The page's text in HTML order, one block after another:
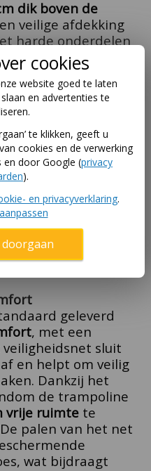
dik boven de
veilige afdekking
harde onderdelen
is
tegen
deze geschikt is
frame
Favorit330 x 220 is
met een diameter
van
en
beschermd is
Dit zorgt
een lange
geleverd
, met een
veiligheidsnet sluit
en helpt om veilig
Dankzij het
de trampoline
vrije ruimte te
De palen van het net
wat bijdraagt
cookies
website goed te laten
en advertenties te
te klikken, geeft u
cookies en de verwerking
en door Google (privacy
).
en privacyverklaring.